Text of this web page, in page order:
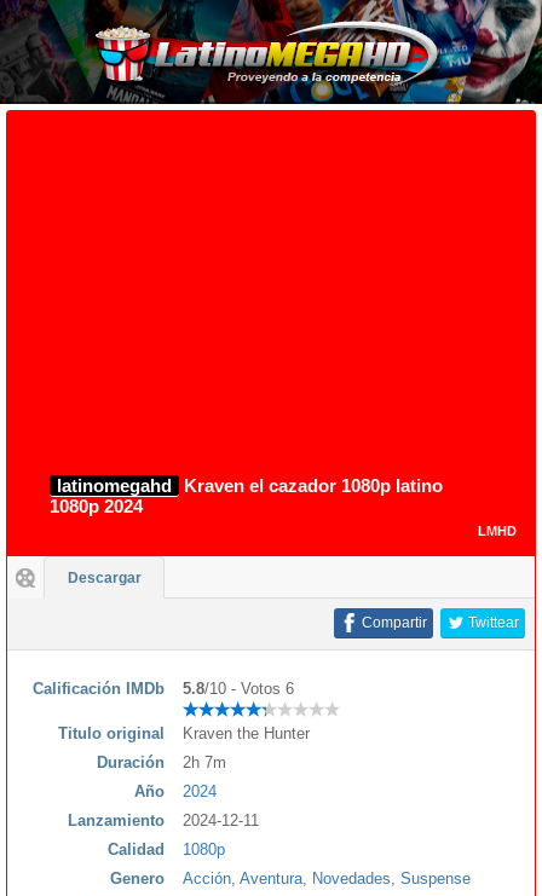
latinomegahd
Kraven el cazador 1080p latino
1080p 2024
LMHD
Descargar
Twittear
Compartir
Calificación IMDb 5.8/10 - Votos 6
Titulo original
Kraven the Hunter
Duración
2h 7m
Año
2024
Lanzamiento
2024-12-11
Calidad
1080p
Genero
Acción Aventura Novedades Suspense